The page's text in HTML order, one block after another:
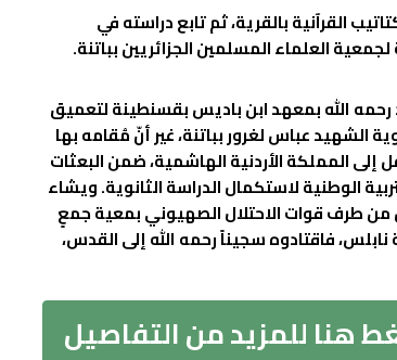
القرآنية بالقرية، ثم تابع دراسته في
العلماء المسلمين الجزائريين بباتنة.
رحمه الله بمعهد ابن باديس بقسنطينة لتعميق
الشهيد عباس لغرور بباتنة، غير أنّ مُقامه بها
إلى المملكة الأردنية الهاشمية، ضمن البعثات
الوطنية لاستكمال الدراسة الثانوية. ويشاء
من طرف قوات الاحتلال الصهيوني بمعية جمعٍ
فاقتادوه سجيناً رحمه الله إلى القدس،
هنا للمزيد من التفاصيل